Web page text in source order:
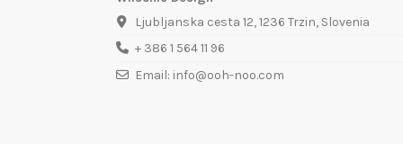
Ljubljanska cesta 12, 1236 Trzin, Slovenia
+ 386 1 564 11 96
Email: info@ooh-noo.com